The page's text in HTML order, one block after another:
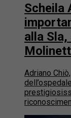
Scheila
alla
Adriano